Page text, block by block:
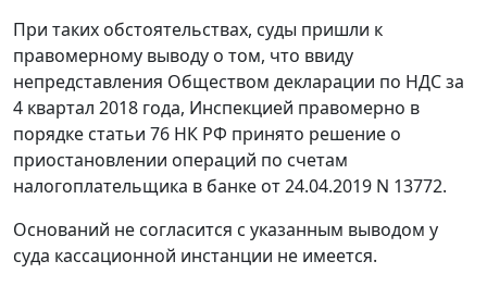
При таких обстоятельствах, суды пришли к
правомерному выводу о том, что ввиду
непредставления Обществом декларации по НДС за
4 квартал 2018 года, Инспекцией правомерно в
порядке статьи 76 НК РФ принято решение о
приостановлении операций по счетам
налогоплательщика в банке от 24.04.2019 N 13772.
Оснований не согласится с указанным выводом у
суда кассационной инстанции не имеется.